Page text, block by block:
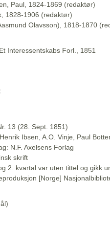
Paul, 1824-1869 (redaktør)
1828-1906 (redaktør)
Olavsson), 1818-1870
Interessentskabs Forl., 1851
13 (28. Sept. 1851)
Ibsen, A.O. Vinje, Paul
N.F. Axelsens Forlag
skrift
2. kvartal var uten tittel og gikk
[Norge]